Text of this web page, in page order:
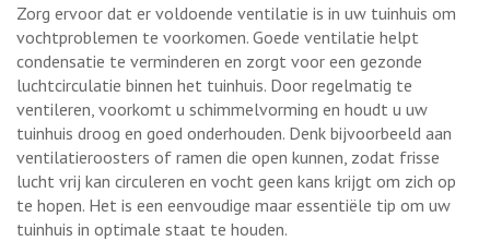
Zorg ervoor dat er voldoende ventilatie is in uw tuinhuis om
vochtproblemen te voorkomen. Goede ventilatie helpt
condensatie te verminderen en zorgt voor een gezonde
luchtcirculatie binnen het tuinhuis. Door regelmatig te
ventileren, voorkomt u schimmelvorming en houdt u uw
tuinhuis droog en goed onderhouden. Denk bijvoorbeeld aan
ventilatieroosters of ramen die open kunnen, zodat frisse
lucht vrij kan circuleren en vocht geen kans krijgt om zich op
te hopen. Het is een eenvoudige maar essentiële tip om uw
tuinhuis in optimale staat te houden.